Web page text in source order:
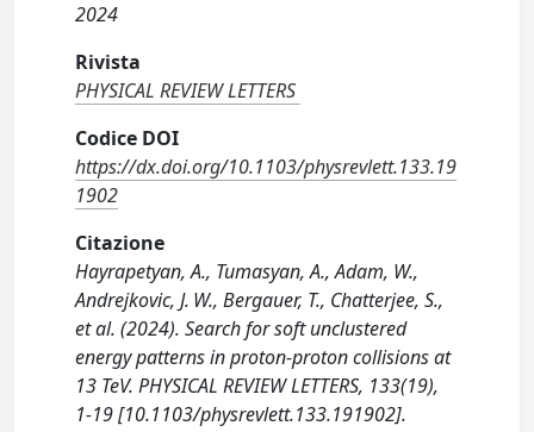
2024
Rivista
PHYSICAL REVIEW LETTERS
Codice DOI
https://dx.doi.org/10.1103/physrevlett.133.19
1902
Citazione
Hayrapetyan, A., Tumasyan, A., Adam, W.,
Andrejkovic, J. W., Bergauer, T., Chatterjee, S.,
et al. (2024). Search for soft unclustered
energy patterns in proton-proton collisions at
13 TeV. PHYSICAL REVIEW LETTERS, 133(19),
1-19 [10.1103/physrevlett.133.191902].